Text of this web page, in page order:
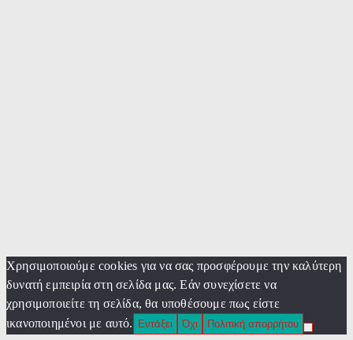
Χρησιμοποιούμε cookies για να σας προσφέρουμε την καλύτερη
δυνατή εμπειρία στη σελίδα μας. Εάν συνεχίσετε να
χρησιμοποιείτε τη σελίδα, θα υποθέσουμε πως είστε
ικανοποιημένοι με αυτό.
Εντάξει Όχι Πολιτική απορρήτου